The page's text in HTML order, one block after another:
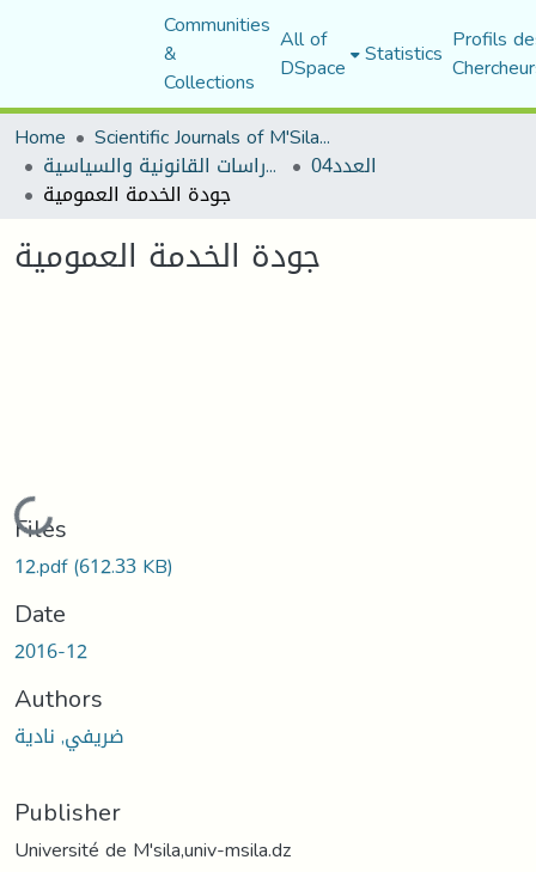
Communities
&
Collections
All of
DSpace Statistics Profils
Home
Scientific Journals of M'Sila University
مجلة الأستاذ الباحث للدراسات القانونية والسياسية العدد04
جودة الخدمة العمومية
جودة الخدمة العمومية
Loading...
Files
12.pdf(612.33 KB)
Date
2016-12
Authors
ضريفي, نادية
Publisher
Université de M'sila,univ-msila.dz